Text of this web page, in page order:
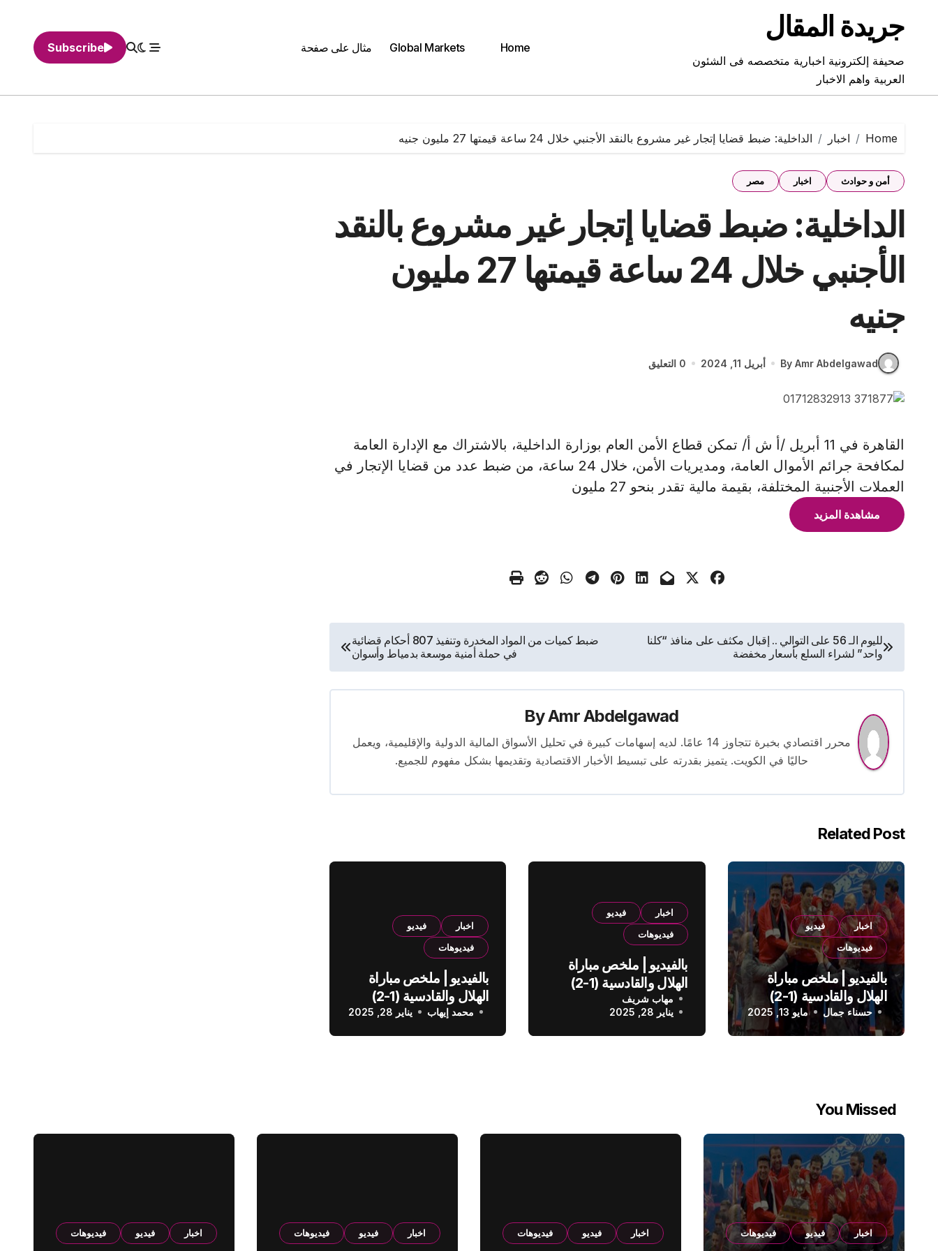
contentجريدة المقال
صحيفة إلكترونية اخبارية متخصصه فى الشئون
العربية واهم الاخبار
Home
Global Markets مثال على صفحة Subscribe
Home اخبار الداخلية: ضبط قضايا إتجار غير مشروع بالنقد الأجنبي خلال 24 ساعة قيمتها 27 مليون جنيه
أمن و حوادث اخبار مصر
الداخلية: ضبط قضايا إتجار غير مشروع بالنقد
الأجنبي خلال 24 ساعة قيمتها 27 مليون
جنيه
By Amr Abdelgawad أبريل 11, 2024 0 التعليق
القاهرة في 11 أبريل /أ ش أ/ تمكن قطاع الأمن العام بوزارة الداخلية، بالاشتراك مع الإدارة العامة
لمكافحة جرائم الأموال العامة، ومديريات الأمن، خلال 24 ساعة، من ضبط عدد من قضايا الإتجار في
العملات الأجنبية المختلفة، بقيمة مالية تقدر بنحو 27 مليون
مشاهدة المزيد
تصفّح
المقالات
لليوم الـ 56 على التوالي .. إقبال مكثف على منافذ “كلنا
واحد” لشراء السلع بأسعار مخفضة
ضبط كميات من المواد المخدرة وتنفيذ 807 أحكام قضائية
في حملة أمنية موسعة بدمياط وأسوان
ByAmr Abdelgawad
محرر اقتصادي بخبرة تتجاوز 14 عامًا. لديه إسهامات كبيرة في تحليل الأسواق المالية الدولية والإقليمية، ويعمل
حاليًا في الكويت. يتميز بقدرته على تبسيط الأخبار الاقتصادية وتقديمها بشكل مفهوم للجميع.
Related Post
اخبار
فيديو
فيديوهات
بالفيديو | ملخص مباراة
الهلال والقادسية (1-2)
الدوري السعودي
حسناء جمال مايو 13, 2025
اخبار
فيديو
فيديوهات
بالفيديو | ملخص مباراة
الهلال والقادسية (1-2)
الدوري السعودي
مهاب شريف
يناير 28, 2025
اخبار
فيديو
فيديوهات
بالفيديو | ملخص مباراة
الهلال والقادسية (1-2)
الدوري السعودي
محمد إيهاب يناير 28, 2025
You Missed
اخبار فيديو فيديوهات اخبار فيديو فيديوهات اخبار فيديو فيديوهات اخبار فيديو فيديوهات